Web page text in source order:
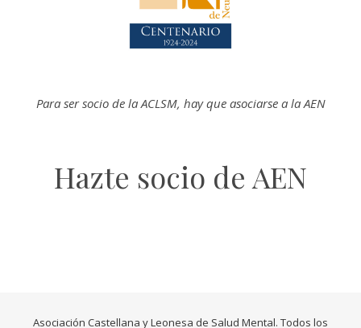
Para ser socio de laACLSM, hay que asociarse a la AEN
Hazte socio de AEN
Asociación Castellana y Leonesa de Salud Mental. Todos los